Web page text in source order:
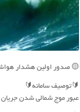
🟡 صدور اولین هشدار هواشناسی دریای
🔰توصیف سامانه🔰
عبور موج شمالی شدن جریان